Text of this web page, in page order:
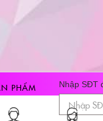
PHẨM Nhập SĐT